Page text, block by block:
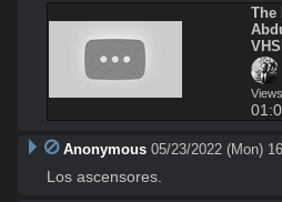
The
Anonymous 05/23/2022 (Mon)
Los ascensores.